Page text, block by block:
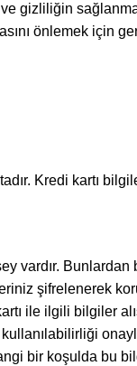
gizliliğin
önlemek için
Kredi kartı
Bunlardan
şifrelenerek
ile ilgili bilgiler
bir koşulda bu